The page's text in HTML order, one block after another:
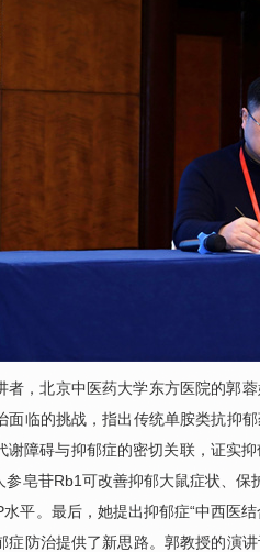
者，北京中医药大学东方医院的郭蓉
临的挑战，指出传统单胺类抗抑
障碍与抑郁症的密切关联，证实
参皂苷Rb1可改善抑郁大鼠症状、
平。最后，她提出抑郁症“中西医
症防治提供了新思路。郭教授的演